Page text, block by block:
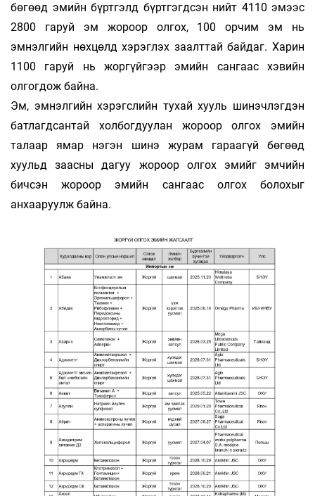
бөгөөд эмийн бүртгэлд бүртгэгдсэн нийт 4110 эмээс
2800 гаруй эм жороор олгох, 100 орчим эм нь
эмнэлгийн нөхцөлд хэрэглэх заалттай байдаг. Харин
1100 гаруй нь жоргүйгээр эмийн сангаас хэвийн
олгогдож байна.
Эм, эмнэлгийн хэрэгслийн тухай хууль шинэчлэгдэн
батлагдсантай холбогдуулан жороор олгох эмийн
талаар ямар нэгэн шинэ журам гараагүй бөгөөд
хуульд заасны дагуу жороор олгох эмийг эмчийн
бичсэн жороор эмийн сангаас олгох болохыг
анхааруулж байна.